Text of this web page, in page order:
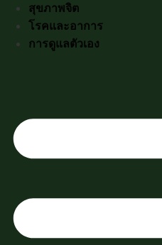
สุขภาพจิต
โรคและอาการ
การดูแลตัวเอง